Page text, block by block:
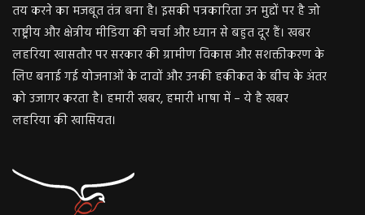
तय करने का मजबूत तंत्र बना है। इसकी पत्रकारिता उन मुद्दों पर है जो
राष्ट्रीय और क्षेत्रीय मीडिया की चर्चा और ध्यान से बहुत दूर हैं। खबर
लहरिया खासतौर पर सरकार की ग्रामीण विकास और सशक्तीकरण के
लिए बनाई गई योजनाओं के दावों और उनकी हकीकत के बीच के अंतर
को उजागर करता है। हमारी खबर, हमारी भाषा में – ये है खबर
लहरिया की खासियत।